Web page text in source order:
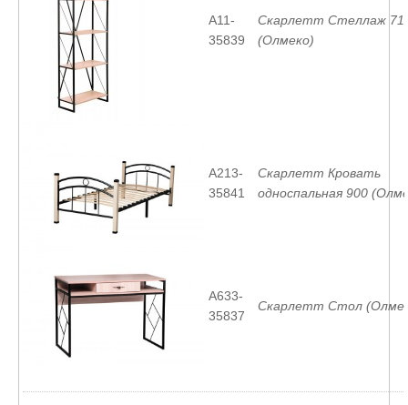
A11-
35839
Скарлетт Стеллаж
(Олмеко)
A213-
35841
Скарлетт Кровать
односпальная 900
A633-
35837
Скарлетт Стол